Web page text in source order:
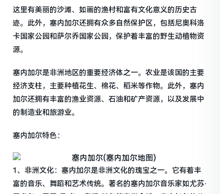
这里有美丽的沙滩、如画的渔村和富有文化意义的历史古
迹。此外，塞内加尔还拥有众多自然保护区，包括尼奥科洛
卡国家公园和萨尔乔国家公园，保护着丰富的野生动植物资
源。
塞内加尔是非洲地区的重要经济体之一。农业是该国的主要
经济支柱，主要种植花生、棉花、稻米等作物。此外，塞内
加尔还拥有丰富的渔业资源、石油和矿产资源，以及发展中
的制造业和旅游业。
塞内加尔特色：
1、非洲文化：塞内加尔是非洲文化的瑰宝之一。它有着丰
富的音乐、舞蹈和艺术传统。著名的塞内加尔音乐家如尤苏·